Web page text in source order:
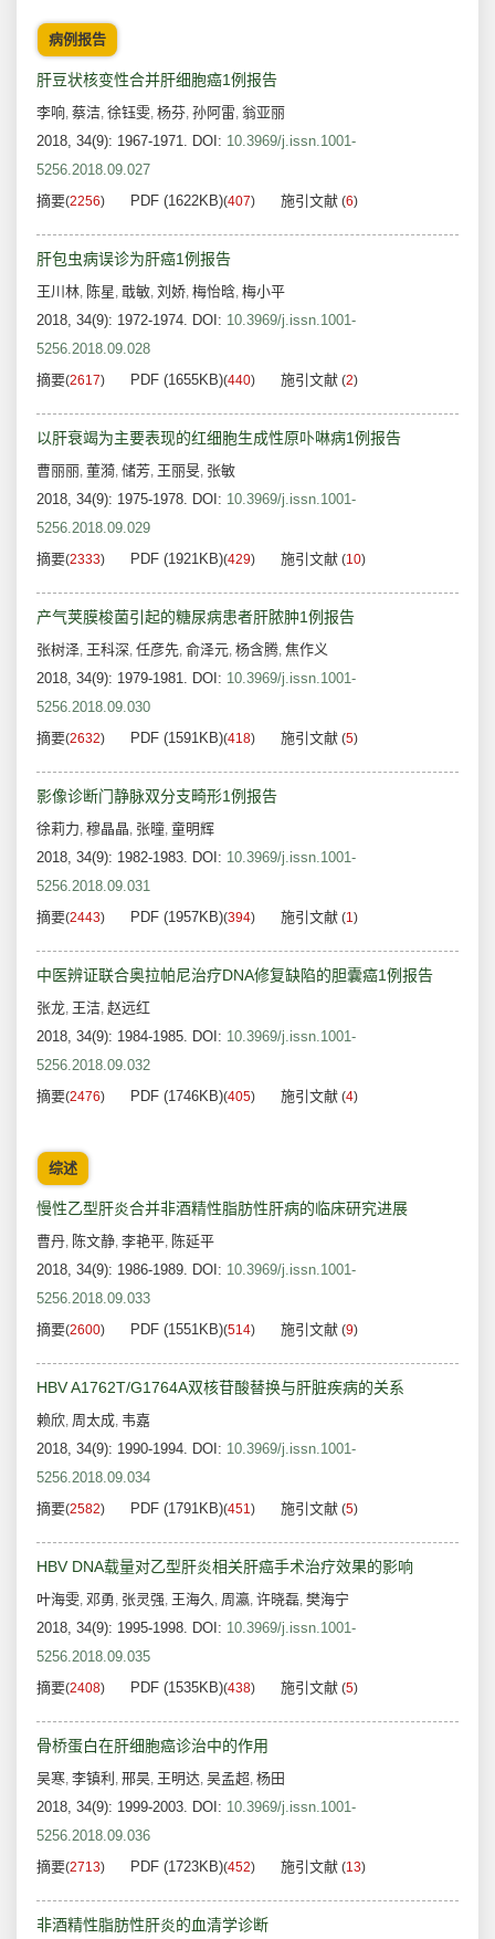
病例报告
肝豆状核变性合并肝细胞癌1例报告
李响, 蔡洁, 徐钰雯, 杨芬, 孙阿雷, 翁亚丽
2018, 34(9): 1967-1971. DOI: 10.3969/j.issn.1001-
5256.2018.09.027
摘要(2256) PDF (1622KB)(407) 施引文献 (6)
肝包虫病误诊为肝癌1例报告
王川林, 陈星, 戢敏, 刘娇, 梅怡晗, 梅小平
2018, 34(9): 1972-1974. DOI: 10.3969/j.issn.1001-
5256.2018.09.028
摘要(2617) PDF (1655KB)(440) 施引文献 (2)
以肝衰竭为主要表现的红细胞生成性原卟啉病1例报告
曹丽丽, 董漪, 储芳, 王丽旻, 张敏
2018, 34(9): 1975-1978. DOI: 10.3969/j.issn.1001-
5256.2018.09.029
摘要(2333) PDF (1921KB)(429) 施引文献 (10)
产气荚膜梭菌引起的糖尿病患者肝脓肿1例报告
张树泽, 王科深, 任彦先, 俞泽元, 杨含腾, 焦作义
2018, 34(9): 1979-1981. DOI: 10.3969/j.issn.1001-
5256.2018.09.030
摘要(2632) PDF (1591KB)(418) 施引文献 (5)
影像诊断门静脉双分支畸形1例报告
徐莉力, 穆晶晶, 张曈, 童明辉
2018, 34(9): 1982-1983. DOI: 10.3969/j.issn.1001-
5256.2018.09.031
摘要(2443) PDF (1957KB)(394) 施引文献 (1)
中医辨证联合奥拉帕尼治疗DNA修复缺陷的胆囊癌1例报告
张龙, 王洁, 赵远红
2018, 34(9): 1984-1985. DOI: 10.3969/j.issn.1001-
5256.2018.09.032
摘要(2476) PDF (1746KB)(405) 施引文献 (4)
综述
慢性乙型肝炎合并非酒精性脂肪性肝病的临床研究进展
曹丹, 陈文静, 李艳平, 陈延平
2018, 34(9): 1986-1989. DOI: 10.3969/j.issn.1001-
5256.2018.09.033
摘要(2600) PDF (1551KB)(514) 施引文献 (9)
HBV A1762T/G1764A双核苷酸替换与肝脏疾病的关系
赖欣, 周太成, 韦嘉
2018, 34(9): 1990-1994. DOI: 10.3969/j.issn.1001-
5256.2018.09.034
摘要(2582) PDF (1791KB)(451) 施引文献 (5)
HBV DNA载量对乙型肝炎相关肝癌手术治疗效果的影响
叶海雯, 邓勇, 张灵强, 王海久 , 周瀛, 许晓磊, 樊海宁
2018, 34(9): 1995-1998. DOI: 10.3969/j.issn.1001-
5256.2018.09.035
摘要(2408) PDF (1535KB)(438) 施引文献 (5)
骨桥蛋白在肝细胞癌诊治中的作用
吴寒, 李镇利 , 邢昊, 王明达, 吴孟超, 杨田
2018, 34(9): 1999-2003. DOI: 10.3969/j.issn.1001-
5256.2018.09.036
摘要(2713) PDF (1723KB)(452) 施引文献 (13)
非酒精性脂肪性肝炎的血清学诊断